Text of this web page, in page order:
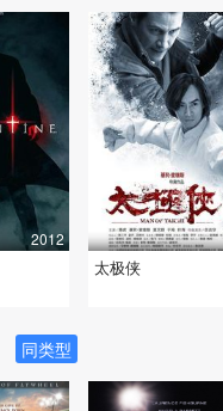
2012
太极侠
同类型